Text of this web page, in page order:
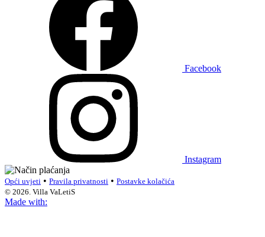
Facebook
Instagram
Opći uvjeti • Pravila privatnosti • Postavke kolačića
© 2026. Villa VaLetiS
Made with: